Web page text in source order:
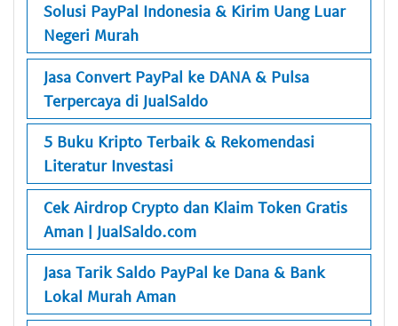
Solusi PayPal Indonesia & Kirim Uang Luar
Negeri Murah
Jasa Convert PayPal ke DANA & Pulsa
Terpercaya di JualSaldo
5 Buku Kripto Terbaik & Rekomendasi
Literatur Investasi
Cek Airdrop Crypto dan Klaim Token Gratis
Aman | JualSaldo.com
Jasa Tarik Saldo PayPal ke Dana & Bank
Lokal Murah Aman